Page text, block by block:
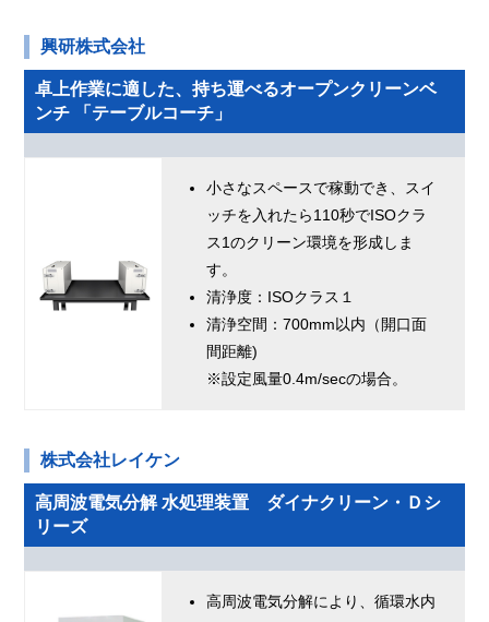
興研株式会社
卓上作業に適した、持ち運べるオープンクリーンベ
ンチ 「テーブルコーチ」
小さなスペースで稼動でき、スイ
ッチを入れたら110秒でISOクラ
ス1のクリーン環境を形成しま
す。
清浄度：ISOクラス１
清浄空間：700mm以内（開口面
間距離)
※設定風量0.4m/secの場合。
株式会社レイケン
高周波電気分解 水処理装置 ダイナクリーン・Ｄシ
リーズ
高周波電気分解により、循環水内